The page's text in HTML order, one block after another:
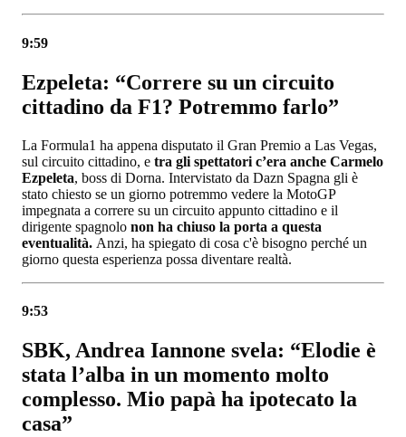
9:59
Ezpeleta: “Correre su un circuito
cittadino da F1? Potremmo farlo”
La Formula1 ha appena disputato il Gran Premio a Las Vegas,
sul circuito cittadino, e tra gli spettatori c’era anche Carmelo
Ezpeleta, boss di Dorna. Intervistato da Dazn Spagna gli è
stato chiesto se un giorno potremmo vedere la MotoGP
impegnata a correre su un circuito appunto cittadino e il
dirigente spagnolo non ha chiuso la porta a questa
eventualità. Anzi, ha spiegato di cosa c'è bisogno perché un
giorno questa esperienza possa diventare realtà.
9:53
SBK, Andrea Iannone svela: “Elodie è
stata l’alba in un momento molto
complesso. Mio papà ha ipotecato la
casa”